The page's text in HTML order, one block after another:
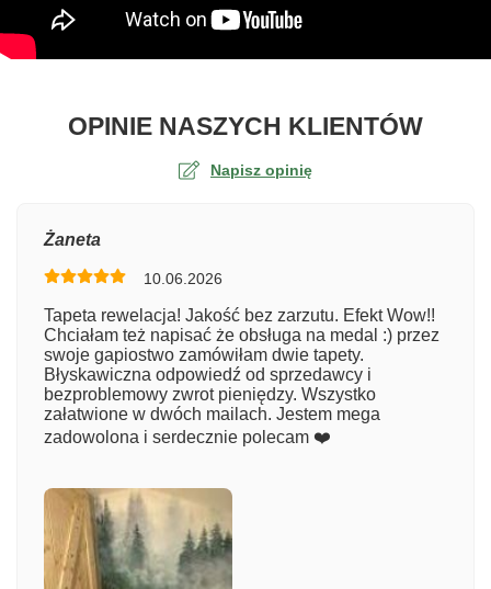
OPINIE NASZYCH KLIENTÓWO
Napisz opinię
Numer zamówienia
Imię
Żaneta
10.06.2026
Tapeta rewelacja! Jakość bez zarzutu. Efekt Wow!!
Chciałam też napisać że obsługa na medal :) przez
swoje gapiostwo zamówiłam dwie tapety.
Błyskawiczna odpowiedź od sprzedawcy i
bezproblemowy zwrot pieniędzy. Wszystko
załatwione w dwóch mailach. Jestem mega
zadowolona i serdecznie polecam ❤️